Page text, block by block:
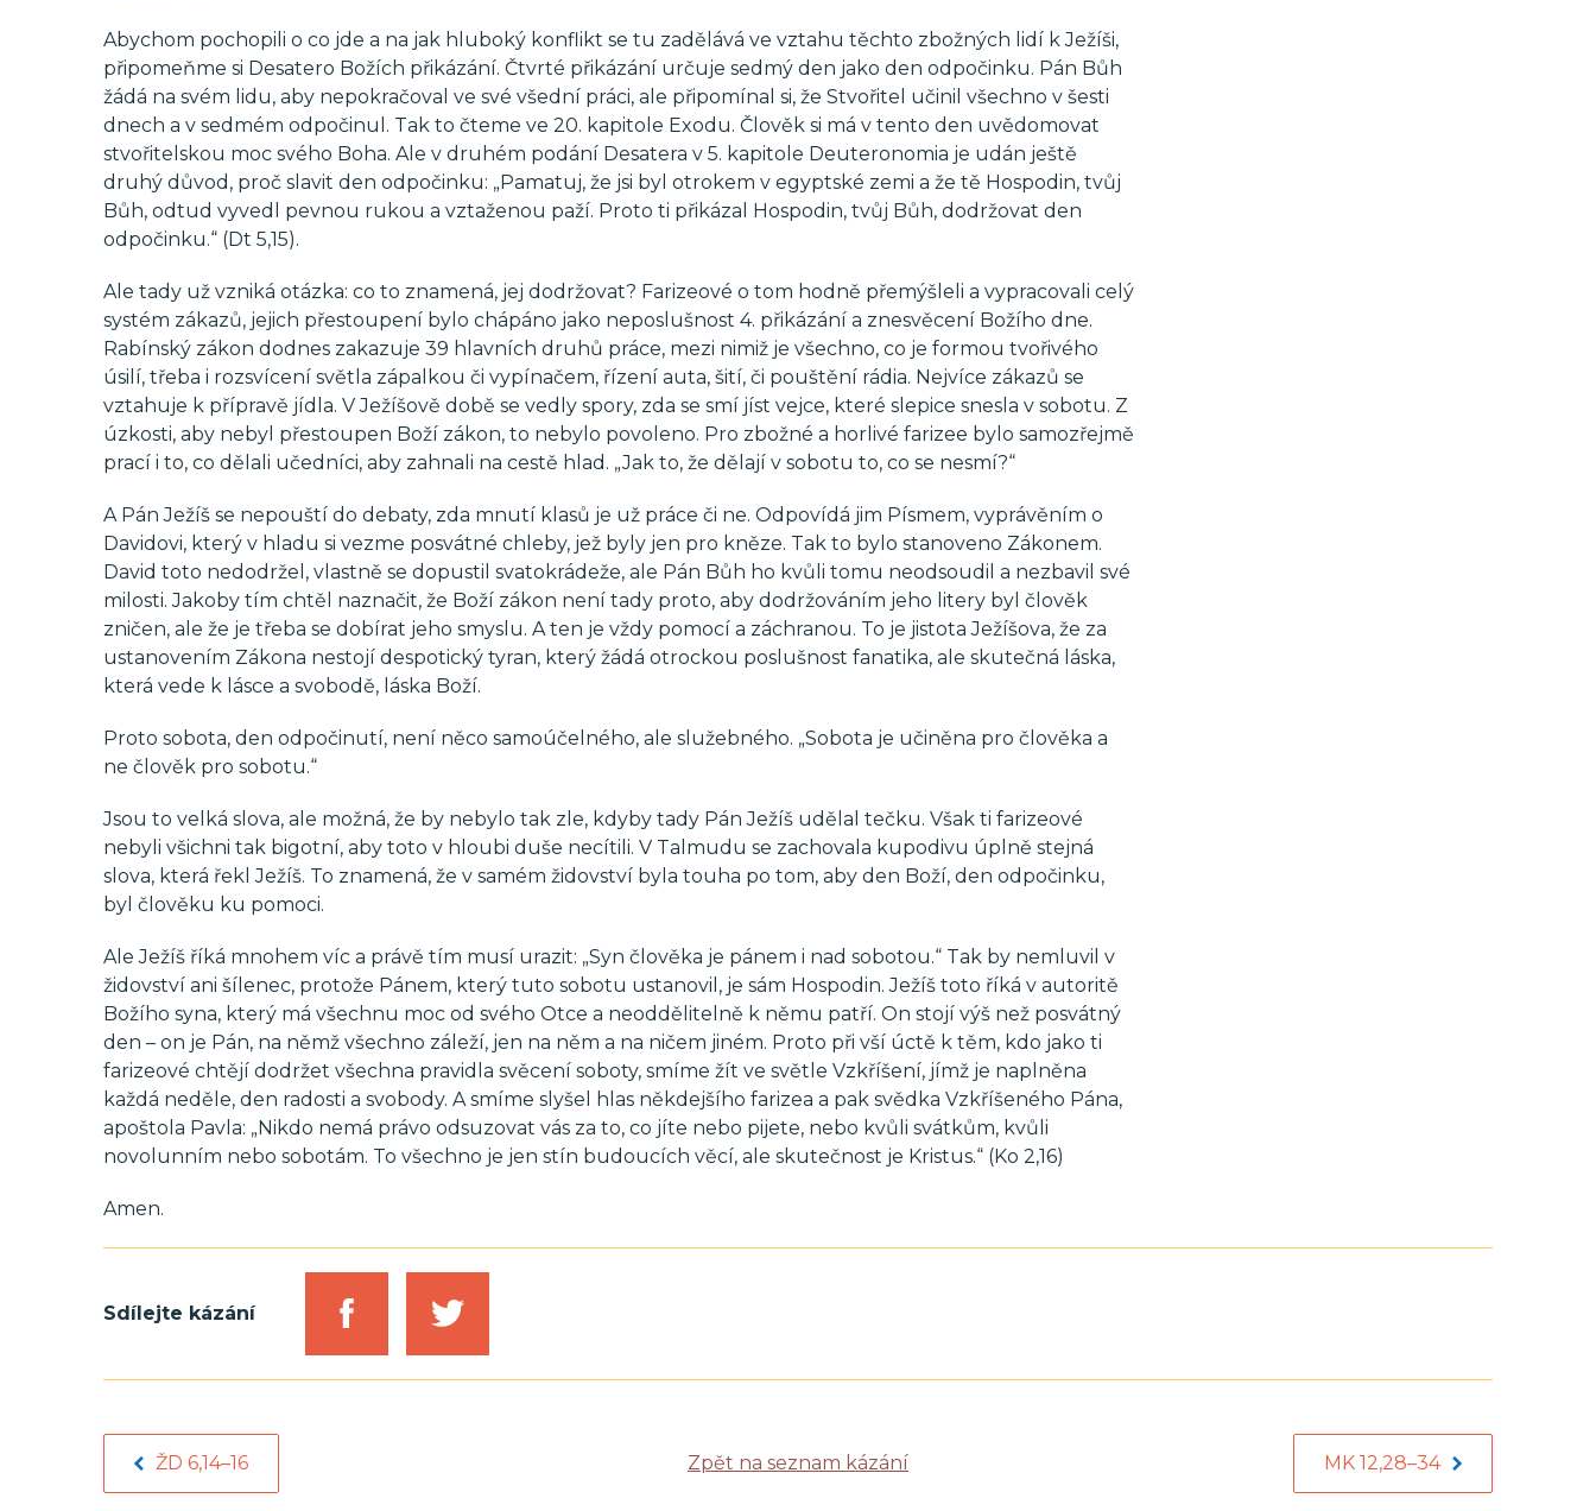
Abychom pochopili o co jde a na jak hluboký konflikt se tu zadělává ve vztahu těchto zbožných lidí k Ježíši,
připomeňme si Desatero Božích přikázání. Čtvrté přikázání určuje sedmý den jako den odpočinku. Pán Bůh
žádá na svém lidu, aby nepokračoval ve své všední práci, ale připomínal si, že Stvořitel učinil všechno v šesti
dnech a v sedmém odpočinul. Tak to čteme ve 20. kapitole Exodu. Člověk si má v tento den uvědomovat
stvořitelskou moc svého Boha. Ale v druhém podání Desatera v 5. kapitole Deuteronomia je udán ještě
druhý důvod, proč slavit den odpočinku: „Pamatuj, že jsi byl otrokem v egyptské zemi a že tě Hospodin, tvůj
Bůh, odtud vyvedl pevnou rukou a vztaženou paží. Proto ti přikázal Hospodin, tvůj Bůh, dodržovat den
odpočinku.“ (Dt 5,15).
Ale tady už vzniká otázka: co to znamená, jej dodržovat? Farizeové o tom hodně přemýšleli a vypracovali celý
systém zákazů, jejich přestoupení bylo chápáno jako neposlušnost 4. přikázání a znesvěcení Božího dne.
Rabínský zákon dodnes zakazuje 39 hlavních druhů práce, mezi nimiž je všechno, co je formou tvořivého
úsilí, třeba i rozsvícení světla zápalkou či vypínačem, řízení auta, šití, či pouštění rádia. Nejvíce zákazů se
vztahuje k přípravě jídla. V Ježíšově době se vedly spory, zda se smí jíst vejce, které slepice snesla v sobotu. Z
úzkosti, aby nebyl přestoupen Boží zákon, to nebylo povoleno. Pro zbožné a horlivé farizee bylo samozřejmě
prací i to, co dělali učedníci, aby zahnali na cestě hlad. „Jak to, že dělají v sobotu to, co se nesmí?“
A Pán Ježíš se nepouští do debaty, zda mnutí klasů je už práce či ne. Odpovídá jim Písmem, vyprávěním o
Davidovi, který v hladu si vezme posvátné chleby, jež byly jen pro kněze. Tak to bylo stanoveno Zákonem.
David toto nedodržel, vlastně se dopustil svatokrádeže, ale Pán Bůh ho kvůli tomu neodsoudil a nezbavil své
milosti. Jakoby tím chtěl naznačit, že Boží zákon není tady proto, aby dodržováním jeho litery byl člověk
zničen, ale že je třeba se dobírat jeho smyslu. A ten je vždy pomocí a záchranou. To je jistota Ježíšova, že za
ustanovením Zákona nestojí despotický tyran, který žádá otrockou poslušnost fanatika, ale skutečná láska,
která vede k lásce a svobodě, láska Boží.
Proto sobota, den odpočinutí, není něco samoúčelného, ale služebného. „Sobota je učiněna pro člověka a
ne člověk pro sobotu.“
Jsou to velká slova, ale možná, že by nebylo tak zle, kdyby tady Pán Ježíš udělal tečku. Však ti farizeové
nebyli všichni tak bigotní, aby toto v hloubi duše necítili. V Talmudu se zachovala kupodivu úplně stejná
slova, která řekl Ježíš. To znamená, že v samém židovství byla touha po tom, aby den Boží, den odpočinku,
byl člověku ku pomoci.
Ale Ježíš říká mnohem víc a právě tím musí urazit: „Syn člověka je pánem i nad sobotou.“ Tak by nemluvil v
židovství ani šílenec, protože Pánem, který tuto sobotu ustanovil, je sám Hospodin. Ježíš toto říká v autoritě
Božího syna, který má všechnu moc od svého Otce a neoddělitelně k němu patří. On stojí výš než posvátný
den – on je Pán, na němž všechno záleží, jen na něm a na ničem jiném. Proto při vší úctě k těm, kdo jako ti
farizeové chtějí dodržet všechna pravidla svěcení soboty, smíme žít ve světle Vzkříšení, jímž je naplněna
každá neděle, den radosti a svobody. A smíme slyšel hlas někdejšího farizea a pak svědka Vzkříšeného Pána,
apoštola Pavla: „Nikdo nemá právo odsuzovat vás za to, co jíte nebo pijete, nebo kvůli svátkům, kvůli
novolunním nebo sobotám. To všechno je jen stín budoucích věcí, ale skutečnost je Kristus.“ (Ko 2,16)
Amen.
Sdílejte kázání
ŽD 6,14–16 Zpět na seznam kázání MK 12,28–34